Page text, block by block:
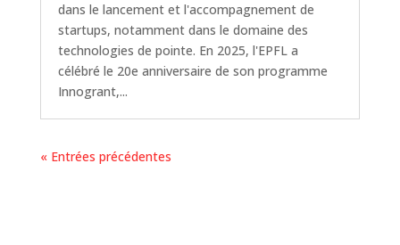
dans le lancement et l'accompagnement de
startups, notamment dans le domaine des
technologies de pointe. En 2025, l'EPFL a
célébré le 20e anniversaire de son programme
Innogrant,...
« Entrées précédentes